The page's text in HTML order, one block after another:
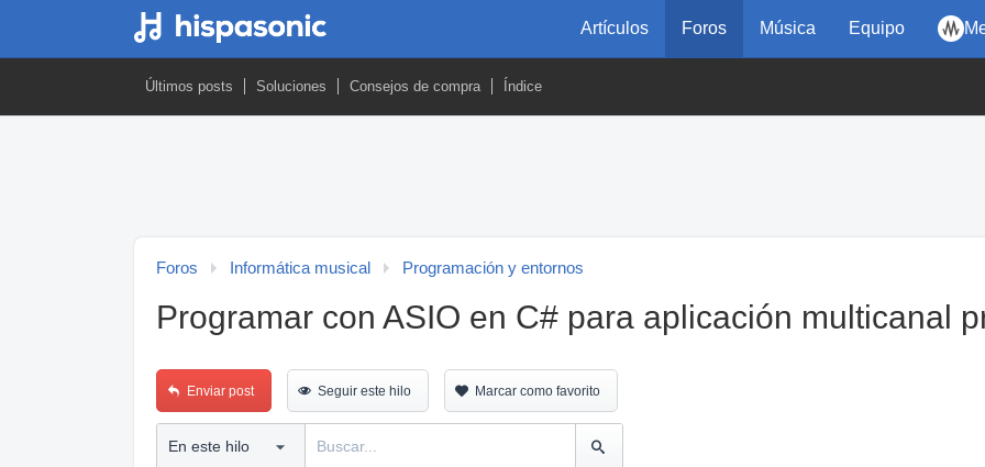
Artículos Foros Música Equipo
Últimos posts Soluciones Consejos de compra Índice
Foros Informática musical Programación y entornos
Programar con ASIO en C# para aplicación multicanal
Enviar post Seguir este hilo Marcar como favorito